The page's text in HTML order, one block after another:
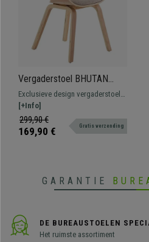
Vergaderstoel BHUTAN
Exclusief Ontwerp, Houten
Structuur Kleur Beukenhout
en Beige Stof
Exclusieve design vergaderstoel
BHUTAN. Een uniek model, perfect
om stijl en persoonlijkheid aan uw
kantoor te geven.
[+Info]
299,90 €
169,90 € Gratis verzending
GARANTIE
DE BUREAUSTOELEN
Het ruimste assortiment